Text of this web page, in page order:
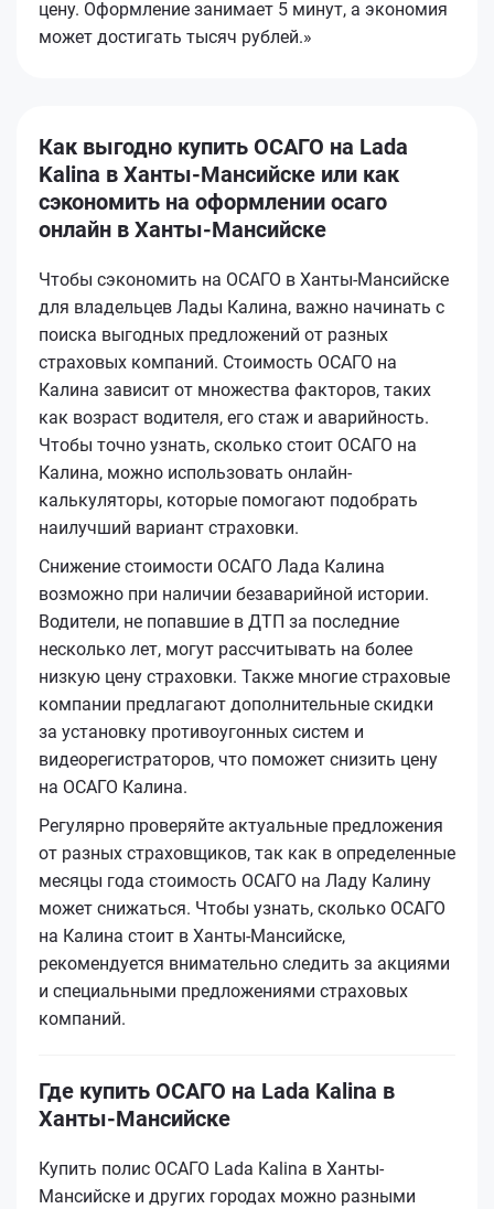
цену. Оформление занимает 5 минут, а экономия
может достигать тысяч рублей.»
Как выгодно купить ОСАГО на Lada
Kalina в Ханты-Мансийске или как
сэкономить на оформлении осаго
онлайн в Ханты-Мансийске
Чтобы сэкономить на ОСАГО в Ханты-Мансийске
для владельцев Лады Калина, важно начинать с
поиска выгодных предложений от разных
страховых компаний. Стоимость ОСАГО на
Калина зависит от множества факторов, таких
как возраст водителя, его стаж и аварийность.
Чтобы точно узнать, сколько стоит ОСАГО на
Калина, можно использовать онлайн-
калькуляторы, которые помогают подобрать
наилучший вариант страховки.
Снижение стоимости ОСАГО Лада Калина
возможно при наличии безаварийной истории.
Водители, не попавшие в ДТП за последние
несколько лет, могут рассчитывать на более
низкую цену страховки. Также многие страховые
компании предлагают дополнительные скидки
за установку противоугонных систем и
видеорегистраторов, что поможет снизить цену
на ОСАГО Калина.
Регулярно проверяйте актуальные предложения
от разных страховщиков, так как в определенные
месяцы года стоимость ОСАГО на Ладу Калину
может снижаться. Чтобы узнать, сколько ОСАГО
на Калина стоит в Ханты-Мансийске,
рекомендуется внимательно следить за акциями
и специальными предложениями страховых
компаний.
Где купить ОСАГО на Lada Kalina в
Ханты-Мансийске
Купить полис ОСАГО Lada Kalina в Ханты-
Мансийске и других городах можно разными